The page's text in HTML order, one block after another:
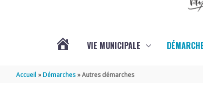
VIE MUNICIPALE
Accueil Démarches Autres démarches